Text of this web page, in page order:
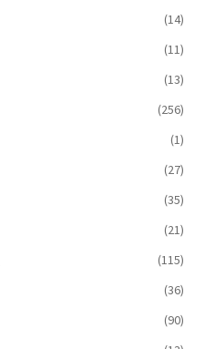
(14)
(11)
(13)
(256)
(1)
(27)
(35)
(21)
(115)
(36)
(90)